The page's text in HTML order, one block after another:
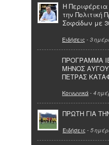
Η
την Πολιτική
Σοφάδων με
Ειδήσεις - 3
ΠΡΟΓΡΑΜΜΑ
ΜΗΝΟΣ
ΠΕΤΡΑΣ
Κοινωνικά- 4
ΠΡΩΤΗ ΓΙΑ
Ειδήσεις - 5